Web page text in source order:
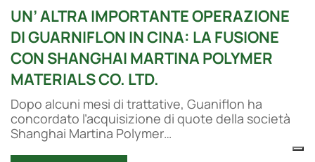
UN’ ALTRA IMPORTANTE OPERAZIONE
DI GUARNIFLON IN CINA: LA FUSIONE
CON SHANGHAI MARTINA POLYMER
MATERIALS CO. LTD.
Dopo alcuni mesi di trattative, Guaniflon ha
concordato l’acquisizione di quote della società
Shanghai Martina Polymer…